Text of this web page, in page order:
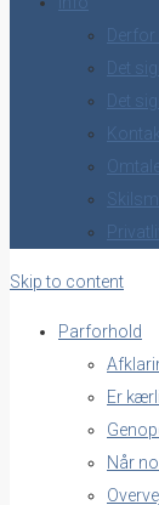
Det
Det
Skip to content
Parforhold
Er
Når